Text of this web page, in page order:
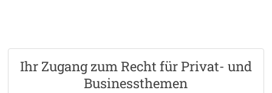
Ihr Zugang zum Recht für Privat- und
Businessthemen